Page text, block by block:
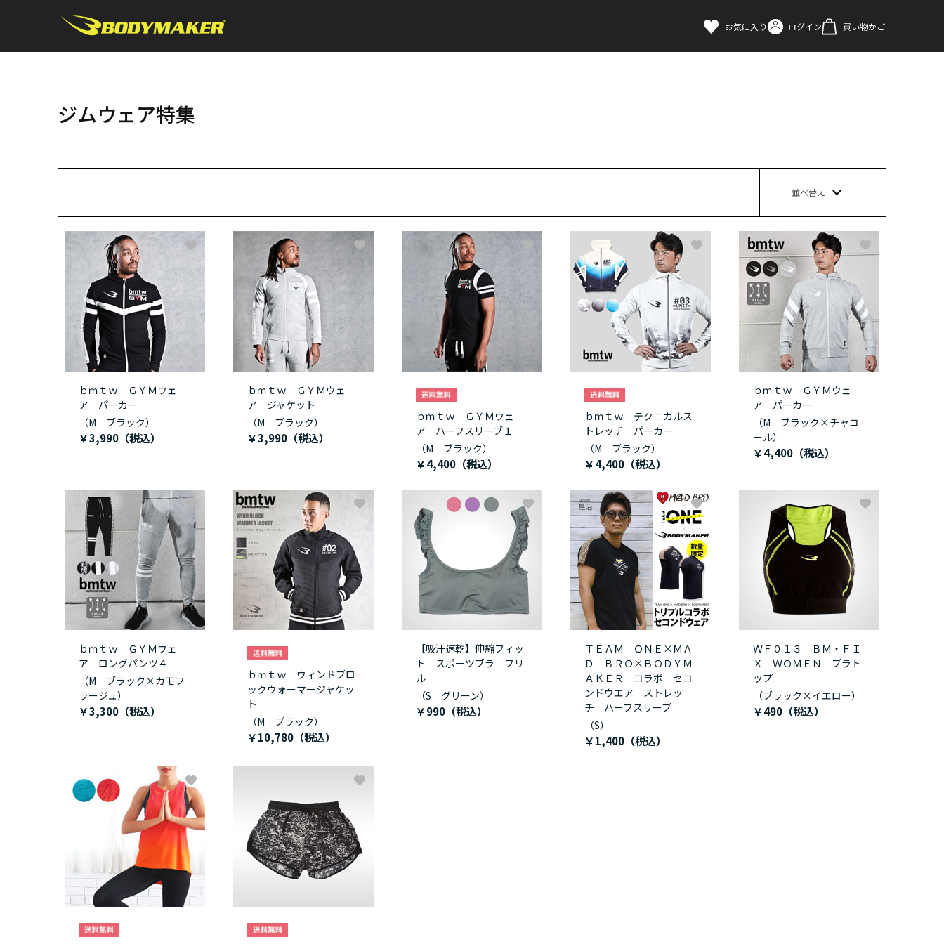
お気に入り ログイン 買い物かご
ジムウェア特集
並べ替え
ｂｍｔｗ ＧＹＭウェ
ア パーカー
（M ブラック）
￥3,990
ｂｍｔｗ ＧＹＭウェ
ア ジャケット
（M ブラック）
￥3,990
ｂｍｔｗ ＧＹＭウェ
ア ハーフスリーブ１
（M ブラック）
￥4,400
ｂｍｔｗ テクニカルス
トレッチ パーカー
（M ブラック）
￥4,400
ｂｍｔｗ ＧＹＭウェ
ア パーカー
（M ブラック×チャコ
ール）
￥4,400
ｂｍｔｗ ＧＹＭウェ
ア ロングパンツ４
（M ブラック×カモフ
ラージュ）
￥3,300
ｂｍｔｗ ウィンドブロ
ックウォーマージャケッ
ト
（M ブラック）
￥10,780
【吸汗速乾】伸縮フィッ
ト スポーツブラ フリ
ル
（S グリーン）
￥990
ＴＥＡＭ ＯＮＥ×ＭＡ
Ｄ ＢＲＯ×ＢＯＤＹＭ
ＡＫＥＲ コラボ セコ
ンドウエア ストレッ
チ ハーフスリーブ
（S）
￥1,400
ＷＦ０１３ ＢＭ・ＦＩ
Ｘ ＷＯＭＥＮ ブラト
ップ
（ブラック×イエロー）
￥490